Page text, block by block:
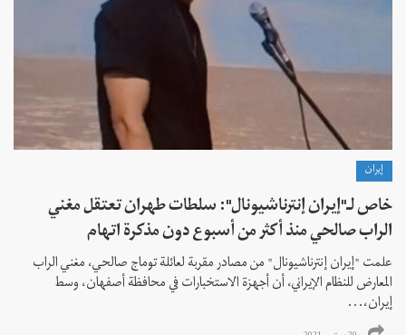
إيران
خاص لـ"إيران إنترناشيونال": سلطات طهران تعتقل مغني
الراب صالحي منذ أكثر من أسبوع دون مذكرة اتهام
علمت "إيران إنترناشيونال" من مصادر مقربة لعائلة توماج صالحي، مغني الراب
المعارض للنظام الإيراني، أن أجهزة الاستخبارات في محافظة أصفهان، وسط
إيران،...